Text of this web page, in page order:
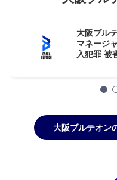
大阪ブル
マネージ
入犯罪 被
大阪ブルテオン